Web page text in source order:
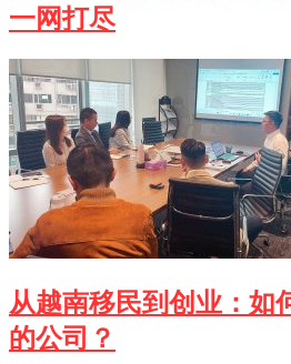
一网打尽
从越南移民到创业：如
的公司？